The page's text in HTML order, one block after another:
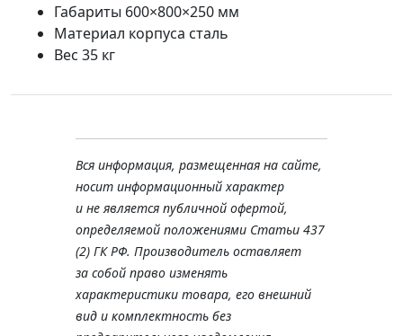
Габариты 600×800×250 мм
Материал корпуса сталь
Вес 35 кг
Вся информация, размещенная на сайте,
носит информационный характер
и не является публичной офертой,
определяемой положениями Статьи 437
(2) ГК РФ. Производитель оставляет
за собой право изменять
характеристики товара, его внешний
вид и комплектность без